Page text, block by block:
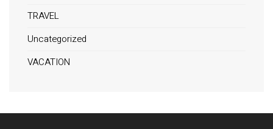
TRAVEL
Uncategorized
VACATION